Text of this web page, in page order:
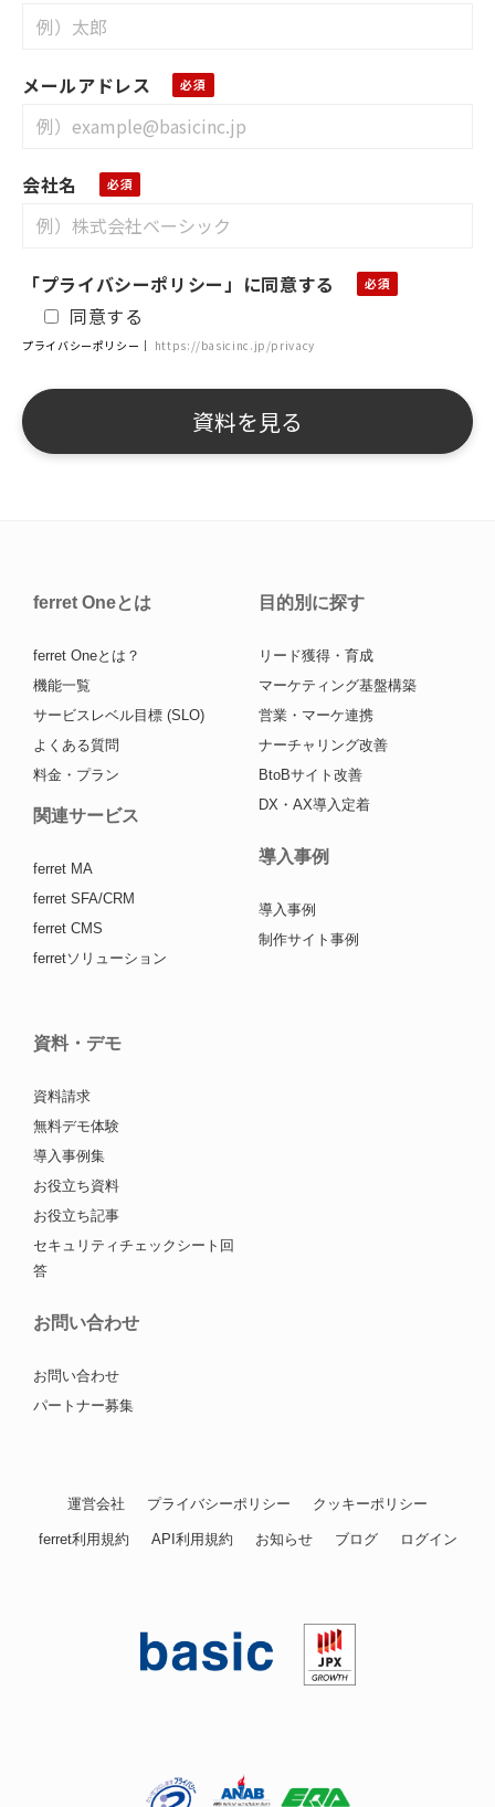
メールアドレス
会社名
「プライバシーポリシー」に同意する
同意する
プライバシーポリシー｜ https://basicinc.jp/privacy
ferret Oneとは
ferret Oneとは？
機能一覧
サービスレベル目標 (SLO)
よくある質問
料金・プラン
関連サービス
ferret MA
ferret SFA/CRM
ferret CMS
ferretソリューション
目的別に探す
リード獲得・育成
マーケティング基盤構築
営業・マーケ連携
ナーチャリング改善
BtoBサイト改善
DX・AX導入定着
導入事例
導入事例
制作サイト事例
資料・デモ
資料請求
無料デモ体験
導入事例集
お役立ち資料
お役立ち記事
セキュリティチェックシート回
答
お問い合わせ
お問い合わせ
パートナー募集
運営会社 プライバシーポリシー クッキーポリシー
ferret利用規約 API利用規約 お知らせ ブログ ログイン